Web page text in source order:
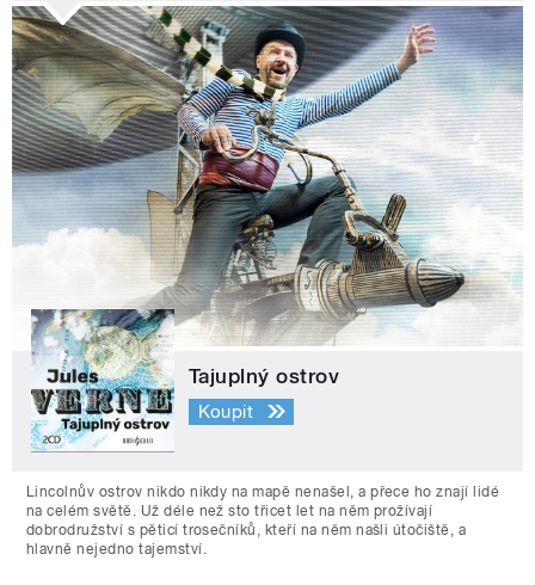
Tajuplný ostrov
Koupit
Lincolnův ostrov nikdo nikdy na mapě nenašel, a přece ho znají lidé
na celém světě. Už déle než sto třicet let na něm prožívají
dobrodružství s pěticí trosečníků, kteří na něm našli útočiště, a
hlavně nejedno tajemství.